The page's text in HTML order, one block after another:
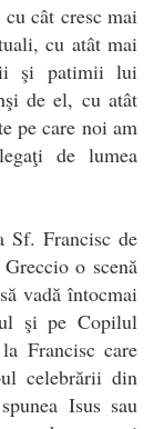
cât cresc mai
cu atât mai
şi patimii lui
de el, cu atât
pe care noi am
de lumea
Francisc de
o scenă
vadă întocmai
şi pe Copilul
Francisc care
celebrării din
Isus sau